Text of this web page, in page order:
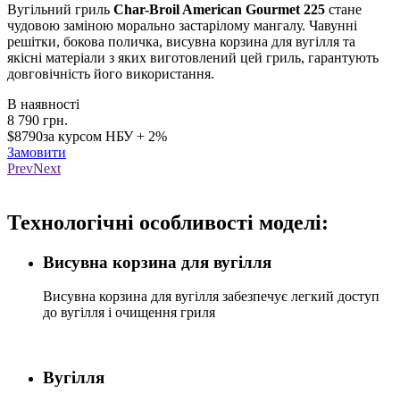
Вугільний гриль Char-Broil American Gourmet 225 стане
чудовою заміною морально застарілому мангалу. Чавунні
решітки, бокова поличка, висувна корзина для вугілля та
якісні матеріали з яких виготовлений цей гриль, гарантують
довговічність його використання.
В наявності
8 790 грн.
$8790за курсом НБУ + 2%
Замовити
PrevNext
Технологічні особливості моделі:
Висувна корзина для вугілля
Висувна корзина для вугілля забезпечує легкий доступ
до вугілля і очищення гриля
Вугілля